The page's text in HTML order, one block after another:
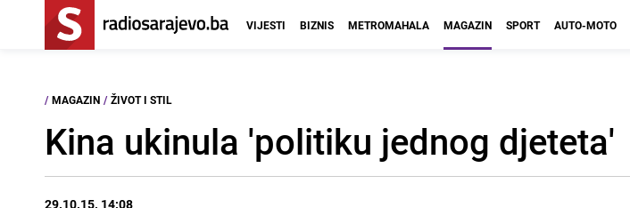
VIJESTI BIZNIS METROMAHALA MAGAZIN SPORT AUTO-MOTO
/ MAGAZIN / ŽIVOT I STIL
Kina ukinula 'politiku jednog djeteta'
29.10.15. 14:08